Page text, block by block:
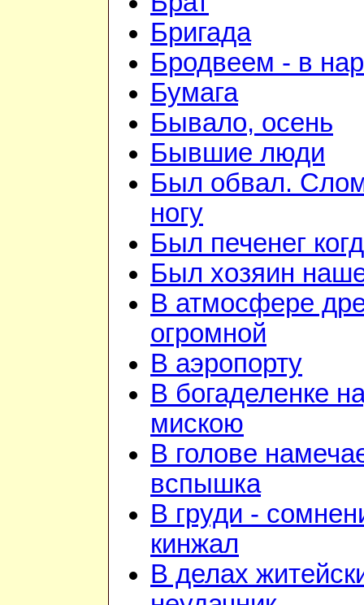
Бригада
Бродвеем - в
Бумага
Бывало, осень
Бывшие люди
Был обвал.
ногу
Был печенег
Был хозяин
В атмосфере
огромной
В аэропорту
В богаделенке
мискою
В голове
вспышка
В груди -
кинжал
В делах